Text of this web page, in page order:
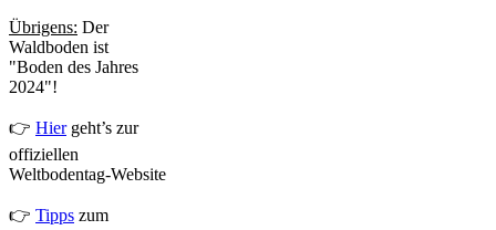
Übrigens: Der
Waldboden ist
"Boden des Jahres
2024"!
👉 Hiergeht’s zur
offiziellen
Weltbodentag-Website
👉 Tipps zum